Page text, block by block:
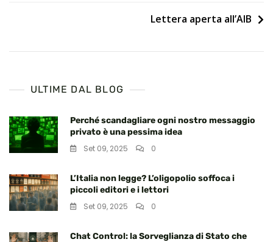
Lettera aperta all’AIB
ULTIME DAL BLOG
Perché scandagliare ogni nostro messaggio
privato è una pessima idea
Set 09, 2025
0
L’Italia non legge? L’oligopolio soffoca i
piccoli editori e i lettori
Set 09, 2025
0
Chat Control: la Sorveglianza di Stato che